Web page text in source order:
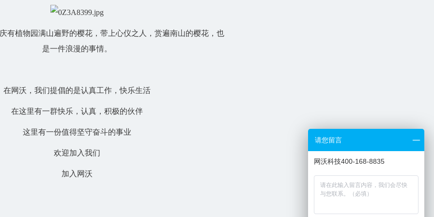
有植物园满山遍野的樱花，带上心仪之人，赏遍南山的樱花，也
是一件浪漫的事情。
在网沃，我们提倡的是认真工作，快乐生活
在这里有一群快乐，认真，积极的伙伴
这里有一份值得坚守奋斗的事业
欢迎加入我们
加入网沃
请您留言
网沃科技400-168-8835